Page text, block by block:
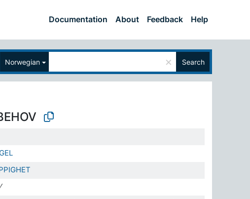
Documentation About Feedback Help
Norwegian × Search